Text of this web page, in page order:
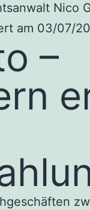
Nico
am 03/07/
–